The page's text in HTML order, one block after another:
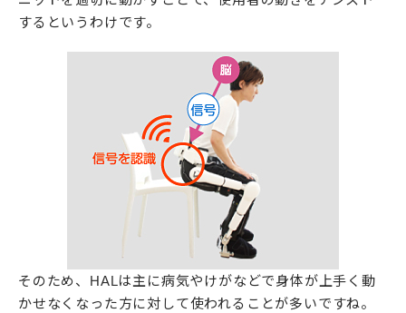
するというわけです。
そのため、HALは主に病気やけがなどで身体が上手く動
かせなくなった方に対して使われることが多いですね。